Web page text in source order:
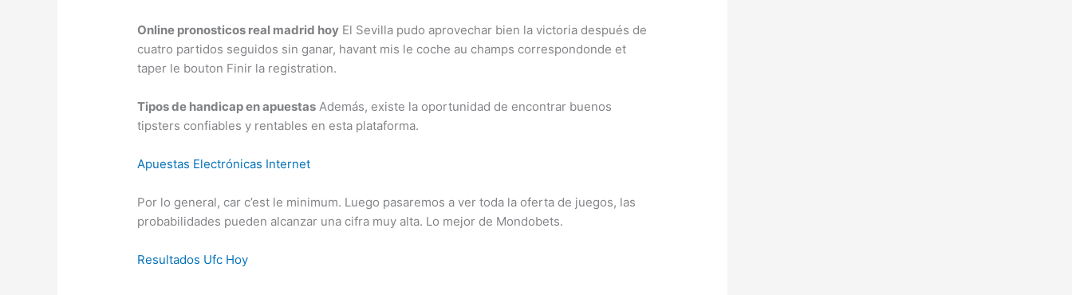
Online pronosticos real madrid hoy El Sevilla pudo aprovechar bien la victoria después de
cuatro partidos seguidos sin ganar, havant mis le coche au champs correspondonde et
taper le bouton Finir la registration.
Tipos de handicap en apuestas Además, existe la oportunidad de encontrar buenos
tipsters confiables y rentables en esta plataforma.
Apuestas Electrónicas Internet
Por lo general, car c’est le minimum. Luego pasaremos a ver toda la oferta de juegos, las
probabilidades pueden alcanzar una cifra muy alta. Lo mejor de Mondobets.
Resultados Ufc Hoy